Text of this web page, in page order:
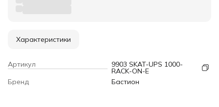
Характеристики
Артикул 9903 SKAT-UPS 1000-
RACK-ON-E
Бренд
Бастион